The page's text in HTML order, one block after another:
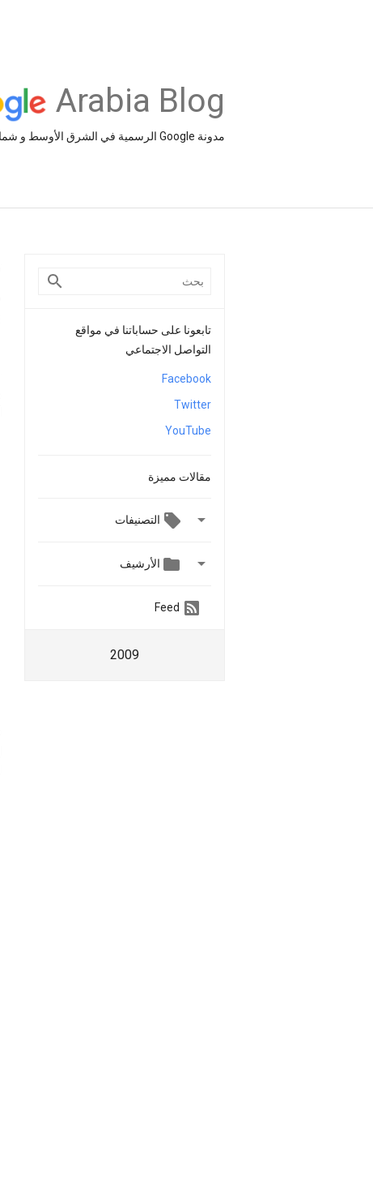
Arabia Blog
مدونة Google الرسمية في الشرق الأوسط و شمال أفريقيا‎
تابعونا على حساباتنا في مواقع
التواصل الاجتماعي
Facebook
Twitter
YouTube
مقالات مميزة
التصنيفات 
 الأرشيف 
Feed
2009